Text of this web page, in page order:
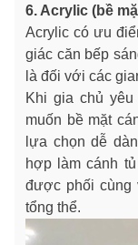
6. Acrylic (bề
Acrylic có ưu
giác căn bếp
là đối với các
Khi gia chủ
muốn bề mặt
lựa chọn dễ
hợp làm cánh
được phối cùng
tổng thể.